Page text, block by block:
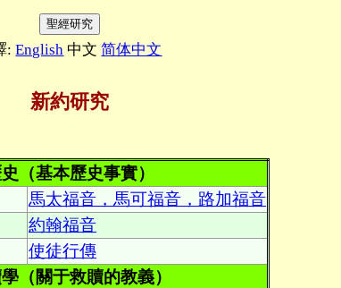
:English 中文简体中文
新約研究
（基本歷史事實）
馬太福音，馬可福音，路加福音
約翰福音
使徒行傳
（關于救贖的教義）